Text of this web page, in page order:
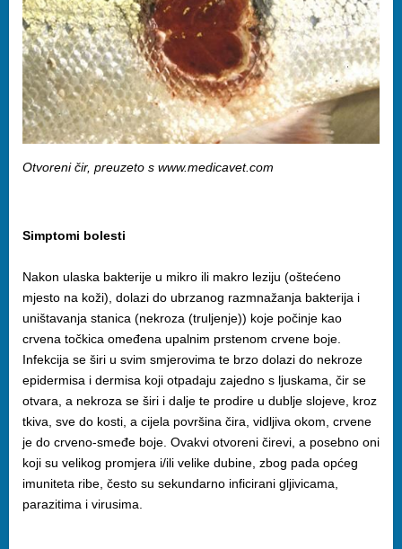
Otvoreni čir, preuzeto s www.medicavet.com
Simptomi bolesti
Nakon ulaska bakterije u mikro ili makro leziju (oštećeno
mjesto na koži), dolazi do ubrzanog razmnažanja bakterija i
uništavanja stanica (nekroza (truljenje)) koje počinje kao
crvena točkica omeđena upalnim prstenom crvene boje.
Infekcija se širi u svim smjerovima te brzo dolazi do nekroze
epidermisa i dermisa koji otpadaju zajedno s ljuskama, čir se
otvara, a nekroza se širi i dalje te prodire u dublje slojeve, kroz
tkiva, sve do kosti, a cijela površina čira, vidljiva okom, crvene
je do crveno-smeđe boje. Ovakvi otvoreni čirevi, a posebno oni
koji su velikog promjera i/ili velike dubine, zbog pada općeg
imuniteta ribe, često su sekundarno inficirani gljivicama,
parazitima i virusima.